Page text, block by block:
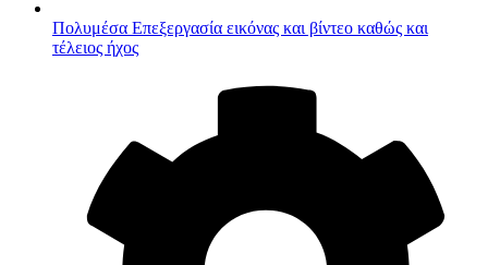
Πολυμέσα Επεξεργασία εικόνας και βίντεο καθώς και
τέλειος ήχος